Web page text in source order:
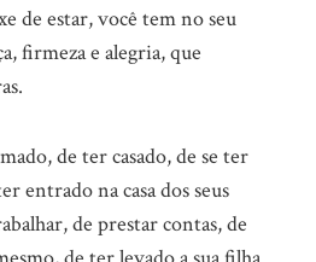
de estar, você tem no seu
firmeza e alegria, que
de ter casado, de se ter
entrado na casa dos seus
de prestar contas, de